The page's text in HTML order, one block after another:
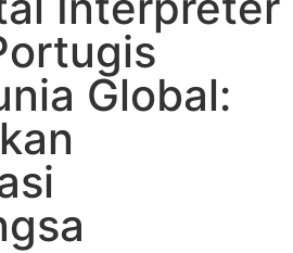
Global: